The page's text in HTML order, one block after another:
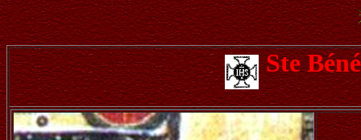
Ste